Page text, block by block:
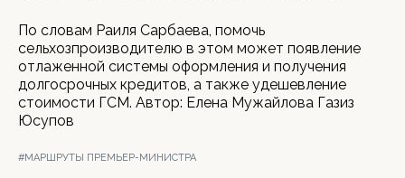
По словам Раиля Сарбаева, помочь
сельхозпроизводителю в этом может появление
отлаженной системы оформления и получения
долгосрочных кредитов, а также удешевление
стоимости ГСМ. Автор: Елена Мужайлова Газиз
Юсупов
#МАРШРУТЫ ПРЕМЬЕР-МИНИСТРА